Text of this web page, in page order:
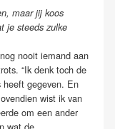
maar jij koos
je steeds zulke
nooit iemand aan
“Ik denk toch de
heeft gegeven. En
wist ik van
om een ander